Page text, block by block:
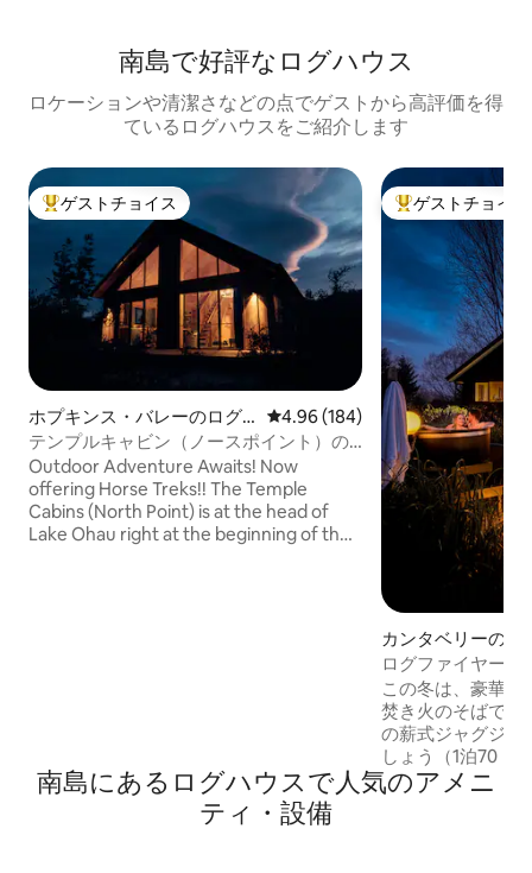
南島で好評なログハウス
ロケーションや清潔さなどの点でゲストから高評価を得
ているログハウスをご紹介します
大好評のゲストチョイスです。
ゲストチョイス
ホプキンス・バレーのログ
ハウス
レビュー184件、5つ星中4.96つ
4.96 (184)
テンプルキャビン（ノースポイント）の
自然の中の快適さ
Outdoor Adventure Awaits! Now
offering Horse Treks!! The Temple
Cabins (North Point) is at the head of
Lake Ohau right at the beginning of the
大好評のゲスト
ゲストチョイス
カンタベリーのロ
ログファイヤー
Peakエコリトリ
この冬は、豪華な
焚き火のそばでく
の薪式ジャグジー
しょう（1泊70ド
ァイヤーピットの
をお楽しみくださ
南島にあるログハウスで人気のアメニ
ティ・設備